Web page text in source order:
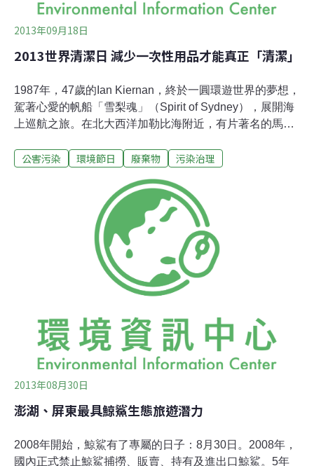
2013年09月18日
2013世界清潔日 減少一次性用品才能真正「清潔」
1987年，47歲的Ian Kiernan，終於一圓環遊世界的夢想，
駕著心愛的帆船「雪梨魂」（Spirit of Sydney），展開海
上巡航之旅。在北大西洋加勒比海附近，有片著名的馬尾
相互抵消，使得此片海象相對靜止、平穩，因此形成廣大
Kiernan盼望多年，就是想親眼目睹這番奇景，沒想到，當
他航行至這海上草場，卻發現海域污染嚴重，許多垃圾與
海藻交錯纏繞，Ian Kiernan滿腔的興奮期待化成了失望和
憤怒。見過荒蕪，才懂珍惜美好目睹馬尾藻海的汙染問
題，促使Kiernan展開改變行動！1989年，從家鄉澳洲雪
梨開始，他與朋友Kim McKay舉辦「清淨雪梨港」活動，
獲得超過4萬名雪梨居民響應，眾人從海港中拖出了生鏽
功的行動，讓許
公害污染 環境節日 廢棄物 污染治理
2013年08月30日
澎湖、屏東最具鯨鯊生態旅遊潛力
2008年開始，鯨鯊有了專屬的日子：8月30日。2008年，
國內正式禁止鯨鯊捕撈、販賣、持有及進出口鯨鯊。5年